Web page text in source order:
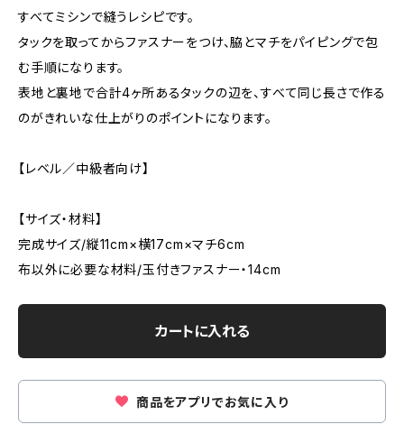
すべてミシンで縫うレシピです。
タックを取ってからファスナーをつけ、脇とマチをパイピングで包
む手順になります。
表地と裏地で合計4ヶ所あるタックの辺を、すべて同じ長さで作る
のがきれいな仕上がりのポイントになります。
【レベル／中級者向け】
【サイズ・材料】
完成サイズ/縦11cm×横17cm×マチ6cm
布以外に必要な材料/玉付きファスナー・14cm
カートに入れる
商品をアプリでお気に入り